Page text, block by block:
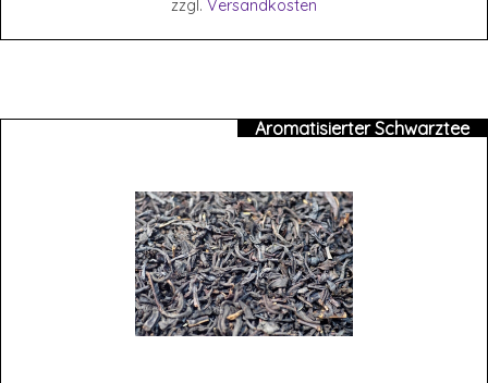
zzgl. Versandkosten
Aromatisierter Schwarztee